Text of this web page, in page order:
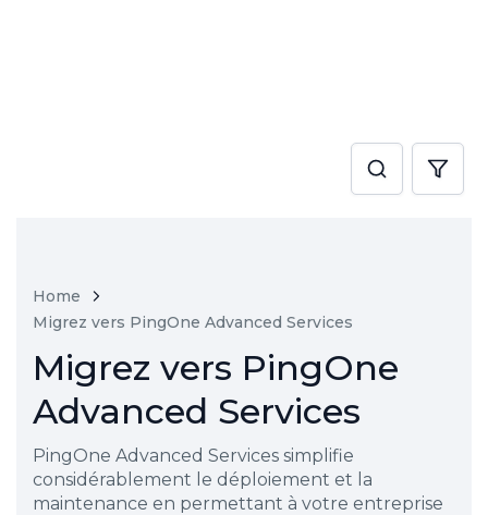
Home
Migrez vers PingOne Advanced Services
Migrez vers PingOne
Advanced Services
PingOne Advanced Services simplifie
considérablement le déploiement et la
maintenance en permettant à votre entreprise